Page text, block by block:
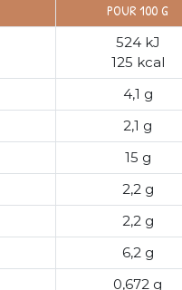
POUR 100 G
524 kJ
125 kcal
4,1 g
2,1 g
15 g
2,2 g
2,2 g
6,2 g
0,672 g